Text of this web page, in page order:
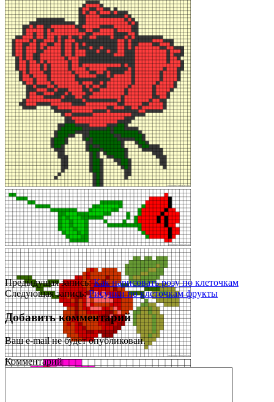
Предыдущая запись:Как нарисовать розу по клеточкам
Следующая запись:Рисунки по клеточкам фрукты
Добавить комментарий
Ваш e-mail не будет опубликован.
Комментарий